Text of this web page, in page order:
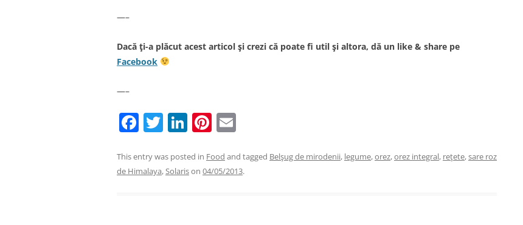
—–
Dacă ţi-a plăcut acest articol şi crezi că poate fi util şi altora, dă un like & share pe
Facebook
—–
F
c
e
T
itt
er
Li
k
e
Pi
er
e
ai
l
This entry was posted in Food and tagged Belşug de mirodenii, legume,orez,orez integral, reţete,sare roz
de Himalaya,Solarison 04/05/2013.